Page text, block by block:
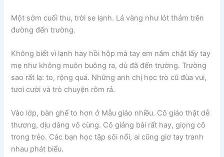
Một sớm cuối thu, trời se lạnh. Lá vàng như lót thảm trên
đường đến trường.
Không biết vì lạnh hay hồi hộp mà tay em nắm chặt lấy tay
mẹ như không muôn buông ra, dù đã đến trường. Trường
sao rất lạ: to, rộng quá. Những anh chị học trò cũ đùa vui,
tươi cười và trò chuyện rôm rả.
Vào lớp, bàn ghế to hơn ở Mẫu giáo nhiều. Cô giáo thật dễ
thương, dịu dàng vô cùng. Cô giảng bài rất hay, giọng cô
trong trẻo. Các bạn học tập sôi nổi, ai cũng giơ tay tranh
nhau phát biểu.